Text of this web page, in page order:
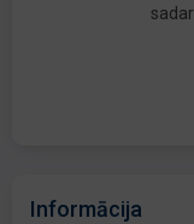
Informācija